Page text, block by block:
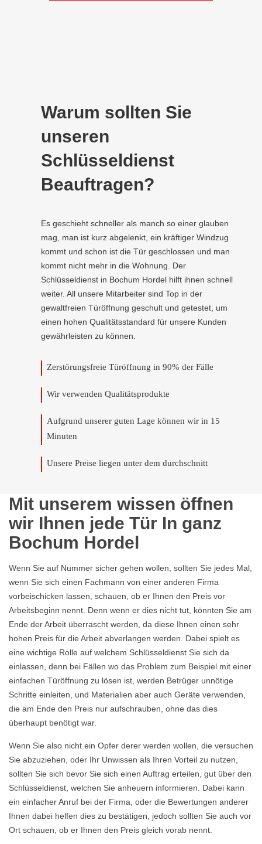
Warum sollten Sie
unseren
Schlüsseldienst
Beauftragen?
Es geschieht schneller als manch so einer glauben
mag, man ist kurz abgelenkt, ein kräftiger Windzug
kommt und schon ist die Tür geschlossen und man
kommt nicht mehr in die Wohnung. Der
Schlüsseldienst in Bochum Hordel hilft ihnen schnell
weiter. All unsere Mitarbeiter sind Top in der
gewaltfreien Türöffnung geschult und getestet, um
einen hohen Qualitätsstandard für unsere Kunden
gewährleisten zu können.
Zerstörungsfreie Türöffnung in 90% der Fälle
Wir verwenden Qualitätsprodukte
Aufgrund unserer guten Lage können wir in 15
Minuten
Unsere Preise liegen unter dem durchschnitt
Mit unserem wissen öffnen
wir Ihnen jede Tür In ganz
Bochum Hordel
Wenn Sie auf Nummer sicher gehen wollen, sollten Sie jedes Mal,
wenn Sie sich einen Fachmann von einer anderen Firma
vorbeischicken lassen, schauen, ob er Ihnen den Preis vor
Arbeitsbeginn nennt. Denn wenn er dies nicht tut, könnten Sie am
Ende der Arbeit überrascht werden, da diese Ihnen einen sehr
hohen Preis für die Arbeit abverlangen werden. Dabei spielt es
eine wichtige Rolle auf welchem Schlüsseldienst Sie sich da
einlassen, denn bei Fällen wo das Problem zum Beispiel mit einer
einfachen Türöffnung zu lösen ist, werden Betrüger unnötige
Schritte einleiten, und Materialien aber auch Geräte verwenden,
die am Ende den Preis nur aufschrauben, ohne das dies
überhaupt benötigt war.
Wenn Sie also nicht ein Opfer derer werden wollen, die versuchen
Sie abzuziehen, oder Ihr Unwissen als Ihren Vorteil zu nutzen,
sollten Sie sich bevor Sie sich einen Auftrag erteilen, gut über den
Schlüsseldienst, welchen Sie anheuern informieren. Dabei kann
ein einfacher Anruf bei der Firma, oder die Bewertungen anderer
Ihnen dabei helfen dies zu bestätigen, jedoch sollten Sie auch vor
Ort schauen, ob er Ihnen den Preis gleich vorab nennt.